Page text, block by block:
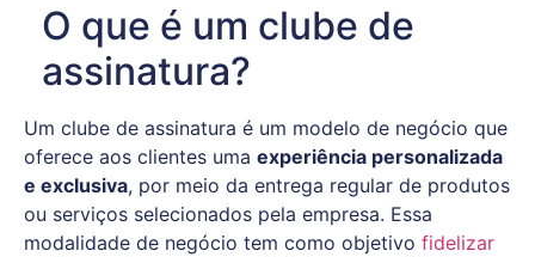
O que é um clube de
assinatura?
Um clube de assinatura é um modelo de negócio que
oferece aos clientes uma experiência personalizada
e exclusiva, por meio da entrega regular de produtos
ou serviços selecionados pela empresa. Essa
modalidade de negócio tem como objetivo fidelizar